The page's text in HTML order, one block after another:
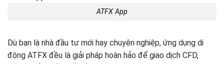
ATFX App
Dù bạn là nhà đầu tư mới hay chuyên nghiệp, ứng dụng di
động ATFX đều là giải pháp hoàn hảo để giao dịch CFD,